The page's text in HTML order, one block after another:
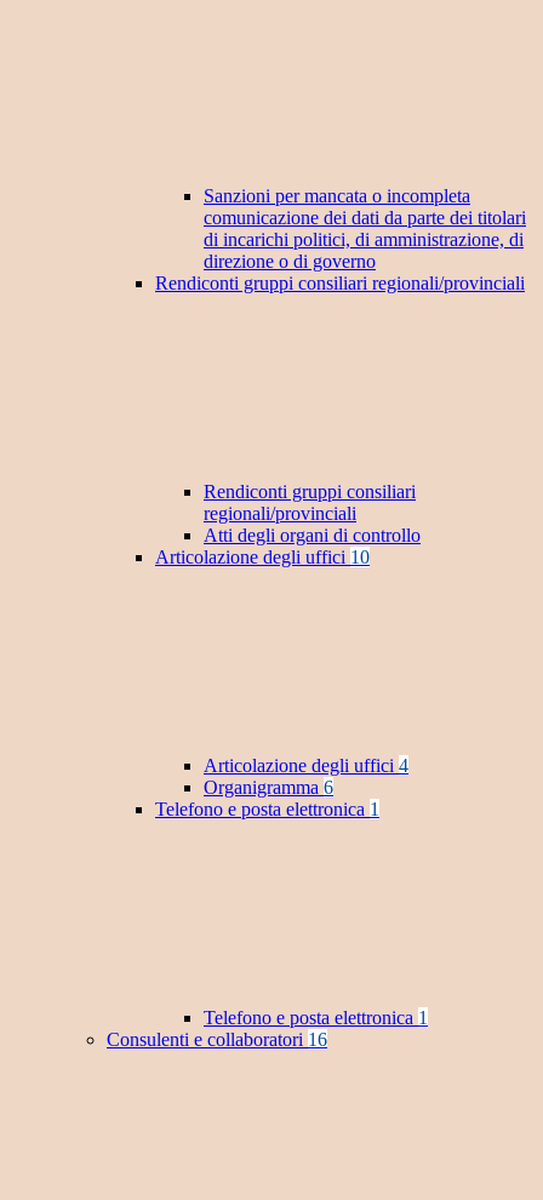
Sanzioni per mancata o incompleta
comunicazione dei dati da parte dei titolari
di incarichi politici, di amministrazione, di
direzione o di governo
Rendiconti gruppi consiliari regionali/provinciali
Rendiconti gruppi consiliari
regionali/provinciali
Atti degli organi di controllo
Articolazione degli uffici 10
Articolazione degli uffici 4
Organigramma 6
Telefono e posta elettronica 1
Telefono e posta elettronica 1
Consulenti e collaboratori 16